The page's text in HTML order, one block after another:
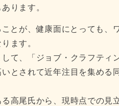
ります。
とが、健康面にとっても、
ます。
て、「ジョブ・クラフティ
とされて近年注目を集める
高尾氏から、現時点での見